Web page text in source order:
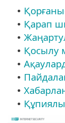
•
• Қарап
•
• Қосылу
•
•
•
•